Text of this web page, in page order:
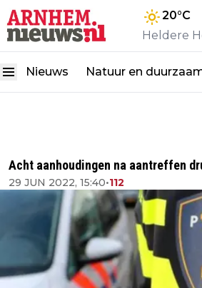
20°C
Heldere
Nieuws Natuur en
Acht aanhoudingen na aantreffen
29 JUN 2022, 15:40•112